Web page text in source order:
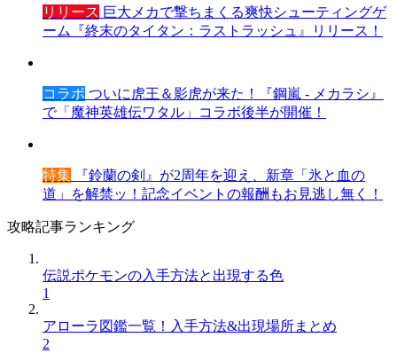
リリース 巨大メカで撃ちまくる爽快シューティングゲ
ーム『終末のタイタン：ラストラッシュ』リリース！
コラボ ついに虎王＆影虎が来た！『鋼嵐 - メカラシ』
で「魔神英雄伝ワタル」コラボ後半が開催！
特集 『鈴蘭の剣』が2周年を迎え、新章「氷と血の
道」を解禁ッ！記念イベントの報酬もお見逃し無く！
攻略記事ランキング
伝説ポケモンの入手方法と出現する色
1
アローラ図鑑一覧！入手方法&出現場所まとめ
2